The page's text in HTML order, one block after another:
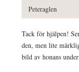
Peteraglen
Tack för hjälpen!
den, men lite
bild av honans